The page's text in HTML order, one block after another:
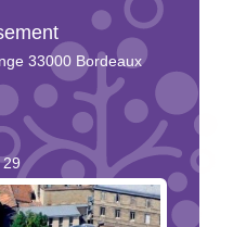
33000 Bordeaux